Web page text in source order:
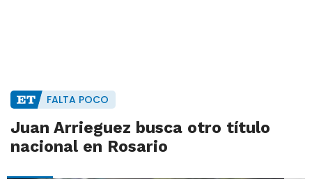
FALTA POCO
Juan Arrieguez busca otro título
nacional en Rosario